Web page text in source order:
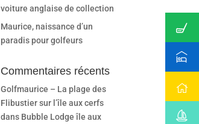
voiture anglaise de collection
Maurice, naissance d’un
paradis pour golfeurs
Commentaires récents
Golfmaurice – La plage des
Flibustier sur l’île aux cerfs
dans Bubble Lodge île aux